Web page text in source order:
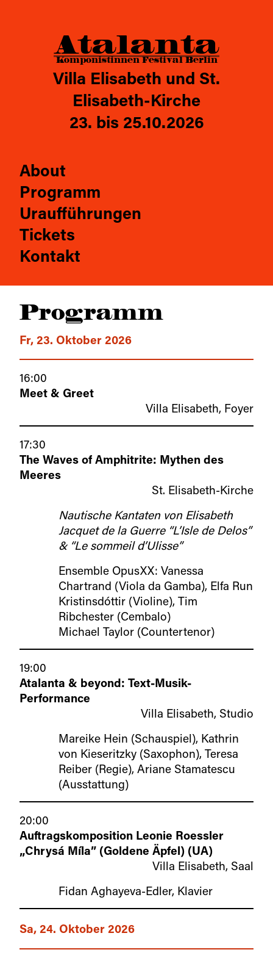
Atalanta
Komponistinnen Festival Berlin
Villa Elisabeth und St.
Elisabeth-Kirche
23. bis 25.10.2026
About
Programm
Uraufführungen
Tickets
Kontakt
Programm
Fr, 23. Oktober 2026
16:00
Meet & Greet
Villa Elisabeth, Foyer
17:30
The Waves of Amphitrite: Mythen des
Meeres
St. Elisabeth-Kirche
Nautische Kantaten von Elisabeth
Jacquet de la Guerre “L’Isle de Delos”
& “Le sommeil d’Ulisse”
Ensemble OpusXX: Vanessa
Chartrand (Viola da Gamba), Elfa Run
Kristinsdóttir (Violine), Tim
Ribchester (Cembalo)
Michael Taylor (Countertenor)
19:00
Atalanta & beyond: Text-Musik-
Performance
Villa Elisabeth, Studio
Mareike Hein (Schauspiel), Kathrin
von Kieseritzky (Saxophon), Teresa
Reiber (Regie), Ariane Stamatescu
(Ausstattung)
20:00
Auftragskomposition Leonie Roessler
„Chrysá Míla” (Goldene Äpfel) (UA)
Villa Elisabeth, Saal
Fidan Aghayeva-Edler, Klavier
Sa, 24. Oktober 2026